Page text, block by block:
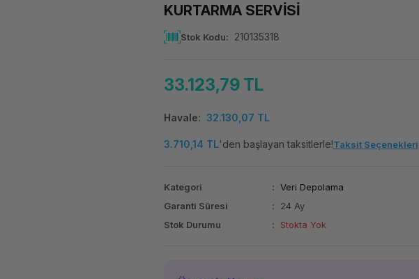
KURTARMA SERVİSİ
Stok Kodu 210135318
33.123,79 TL
Havale 32.130,07 TL
3.710,14 TL'den başlayan taksitlerle!Taksit Seçenekleri
Kategori
Veri Depolama
Garanti Süresi
24 Ay
Stok Durumu
Stokta Yok